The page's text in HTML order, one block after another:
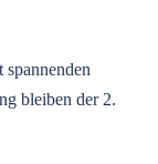
bleiben der 2.